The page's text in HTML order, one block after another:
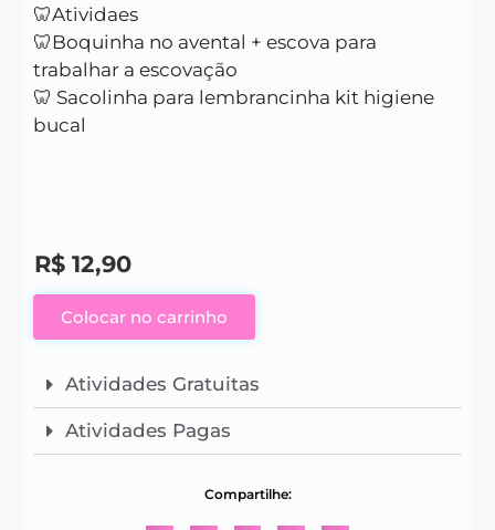
🦷Atividaes
🦷Boquinha no avental + escova para
trabalhar a escovação
🦷 Sacolinha para lembrancinha kit higiene
bucal
R$ 12,90
Colocar no carrinho
Atividades Gratuitas
Atividades Pagas
Compartilhe: